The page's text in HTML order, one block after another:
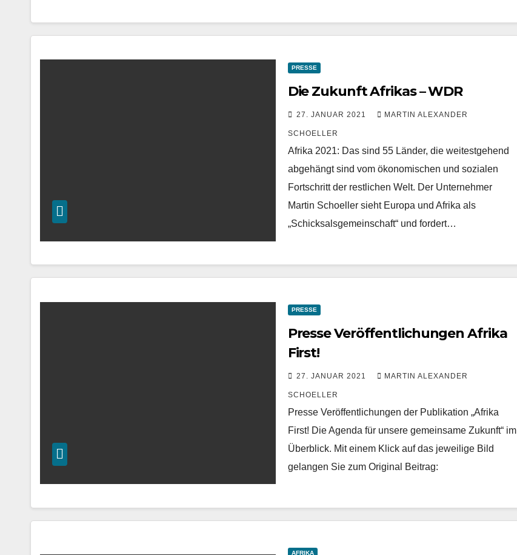
PRESSE
Die Zukunft Afrikas – WDR
27. JANUAR 2021 MARTIN ALEXANDER
SCHOELLER
Afrika 2021: Das sind 55 Länder, die weitestgehend
abgehängt sind vom ökonomischen und sozialen
Fortschritt der restlichen Welt. Der Unternehmer
Martin Schoeller sieht Europa und Afrika als
„Schicksalsgemeinschaft“ und fordert…
PRESSE
Presse Veröffentlichungen Afrika
First!
27. JANUAR 2021 MARTIN ALEXANDER
SCHOELLER
Presse Veröffentlichungen der Publikation „Afrika
First! Die Agenda für unsere gemeinsame Zukunft“ im
Überblick. Mit einem Klick auf das jeweilige Bild
gelangen Sie zum Original Beitrag:
AFRIKA